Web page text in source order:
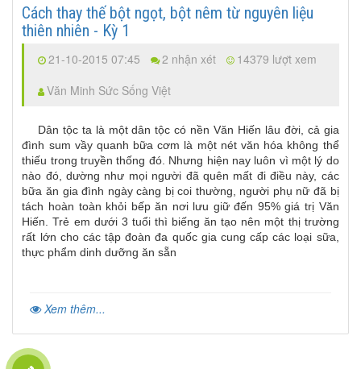
Cách thay thế bột ngọt, bột nêm từ nguyên liệu
thiên nhiên - Kỳ 1
21-10-2015 07:45 2 nhận xét
14379 lượt xem
Văn Minh Sức Sống Việt
Dân tộc ta là một dân tộc có nền Văn Hiến lâu đời, cả gia
đình sum vầy quanh bữa cơm là một nét văn hóa không thể
thiếu trong truyền thống đó. Nhưng hiện nay luôn vì một lý do
nào đó, dường như mọi người đã quên mất đi điều này, các
bữa ăn gia đình ngày càng bị coi thường, người phụ nữ đã bị
tách hoàn toàn khỏi bếp ăn nơi lưu giữ đến 95% giá trị Văn
Hiến. Trẻ em dưới 3 tuổi thì biếng ăn tạo nên một thị trường
rất lớn cho các tập đoàn đa quốc gia cung cấp các loại sữa,
thực phẩm dinh dưỡng ăn sẵn
Xem thêm...